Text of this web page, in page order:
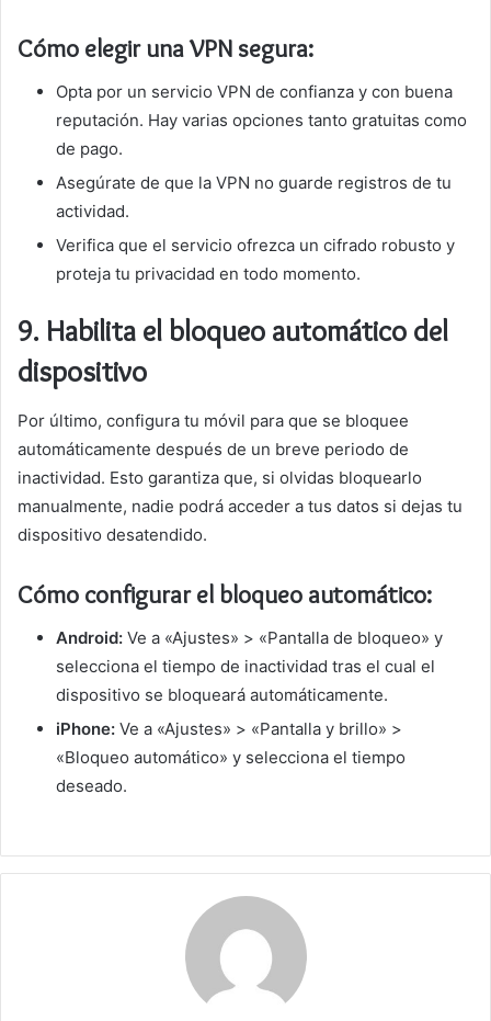
Cómo elegir una VPN segura:
Opta por un servicio VPN de confianza y con buena
reputación. Hay varias opciones tanto gratuitas como
de pago.
Asegúrate de que la VPN no guarde registros de tu
actividad.
Verifica que el servicio ofrezca un cifrado robusto y
proteja tu privacidad en todo momento.
9. Habilita el bloqueo automático del
dispositivo
Por último, configura tu móvil para que se bloquee
automáticamente después de un breve periodo de
inactividad. Esto garantiza que, si olvidas bloquearlo
manualmente, nadie podrá acceder a tus datos si dejas tu
dispositivo desatendido.
Cómo configurar el bloqueo automático:
Android: Ve a «Ajustes» > «Pantalla de bloqueo» y
selecciona el tiempo de inactividad tras el cual el
dispositivo se bloqueará automáticamente.
iPhone: Ve a «Ajustes» > «Pantalla y brillo» >
«Bloqueo automático» y selecciona el tiempo
deseado.